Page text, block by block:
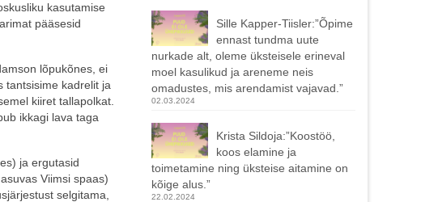
kasutamise
pääsesid
lõpukõnes, ei
tantsisime kadrelit ja
kiiret tallapolkat.
ikkagi lava taga
ja ergutasid
Viimsi spaas)
selgitama,
Sille Kapper-Tiisler:”Õpime
ennast tundma uute
nurkade alt, oleme üksteisele erineval
moel kasulikud ja areneme neis
omadustes, mis arendamist vajavad.”
02.03.2024
Krista Sildoja:”Koostöö,
koos elamine ja
toimetamine ning üksteise aitamine on
kõige alus.”
22.02.2024